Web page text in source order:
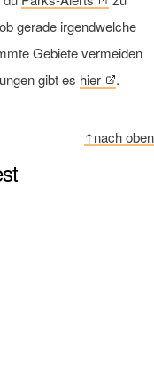
gerade irgendwelche
Gebiete vermeiden
gibt es hier .
↑nach oben